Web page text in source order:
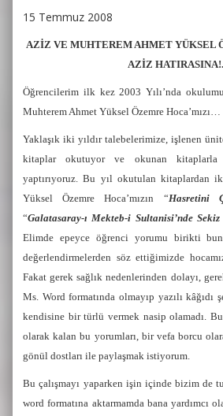
15 Temmuz 2008
AZİZ VE MUHTEREM AHMET YÜKSEL
AZİZ
Öğrencilerim ilk kez 2003 Yılı’nda
Muhterem Ahmet Yüksel Özemre Hoca’mızı…
Yaklaşık iki yıldır talebelerimize, işlenen
kitaplar okutuyor ve okunan kitaplarla
yaptırıyoruz. Bu yıl okutulan kitaplardan
Yüksel Özemre Hoca’mızın “Hasretini
“Galatasaray-ı Mekteb-i Sultanisi’nde Sekiz
Elimde epeyce öğrenci yorumu birikti
değerlendirmelerden söz ettiğimizde
Fakat gerek sağlık nedenlerinden dolayı,
Ms. Word formatında olmayıp yazılı kâğıdı
kendisine bir türlü vermek nasip olamadı.
olarak kalan bu yorumları, bir vefa borcu
gönül dostları ile paylaşmak istiyorum.
Bu çalışmayı yaparken işin içinde bizim de
word formatına aktarmamda bana yardımcı